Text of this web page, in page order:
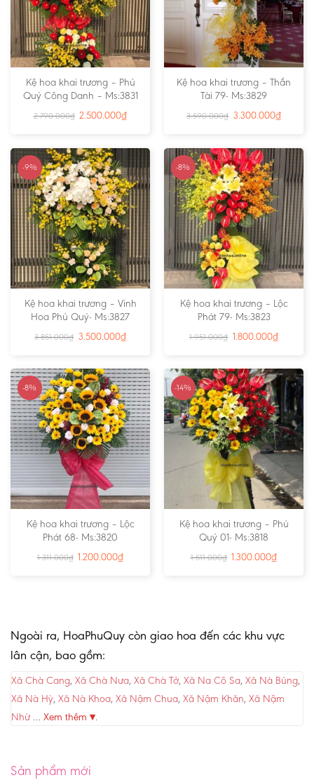
Kệ hoa khai trương – Phú
Quý Công Danh – Ms:3831
2.790.000₫ 2.500.000₫
Kệ hoa khai trương – Thần
Tài 79- Ms:3829
3.590.000₫ 3.300.000₫
-9%
Kệ hoa khai trương – Vinh
Hoa Phú Quý- Ms:3827
3.851.000₫ 3.500.000₫
-8%
Kệ hoa khai trương – Lộc
Phát 79- Ms:3823
1.951.000₫ 1.800.000₫
-8%
Kệ hoa khai trương – Lộc
Phát 68- Ms:3820
1.311.000₫ 1.200.000₫
-14%
Kệ hoa khai trương – Phú
Quý 01- Ms:3818
1.511.000₫ 1.300.000₫
Ngoài ra, HoaPhuQuy còn giao hoa đến các khu vực
lân cận, bao gồm:
Xã Chà Cang, Xã Chà Nưa, Xã Chà Tở, Xã Na Cô Sa, Xã Nà Bủng,
Xã Nà Hỳ, Xã Nà Khoa, Xã Nậm Chua, Xã Nậm Khăn, Xã Nậm
Nhừ … Xem thêm ▾.
Sản phẩm mới